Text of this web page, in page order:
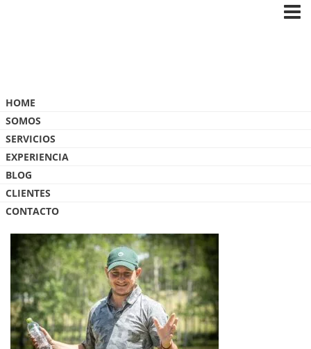
HOME
SOMOS
SERVICIOS
EXPERIENCIA
BLOG
CLIENTES
CONTACTO
_WCF4475 – COPY
14 ABRIL, 2024